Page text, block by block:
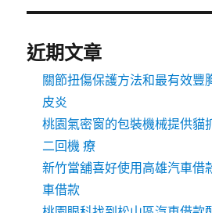
近期文章
關節扭傷保護方法和最有效豐
皮炎
桃園氣密窗的包裝機械提供貓
二回機 療
新竹當舖喜好使用高雄汽車借
車借款